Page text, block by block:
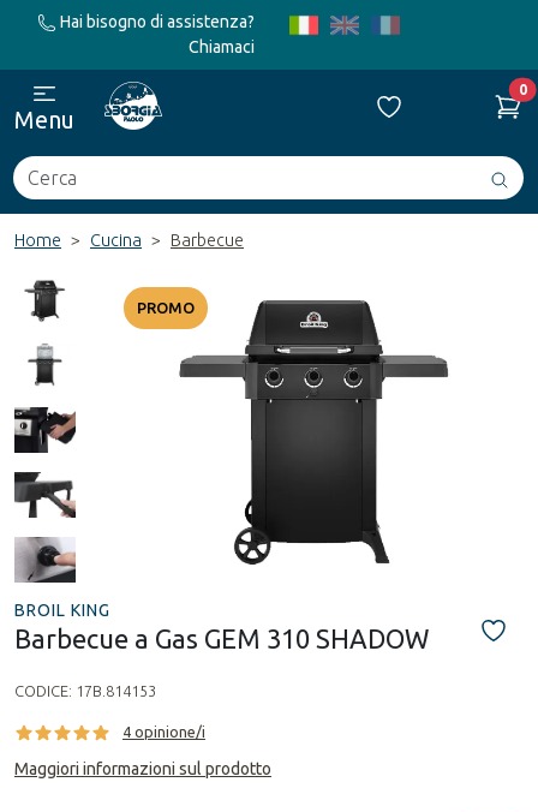
Hai bisogno di assistenza?
Chiamaci
Cerca
0
Menu
Home Cucina Barbecue
PROMO
BROIL KING
Barbecue a Gas GEM 310 SHADOW
CODICE: 17B.814153
4 opinione/i
Maggiori informazioni sul prodotto